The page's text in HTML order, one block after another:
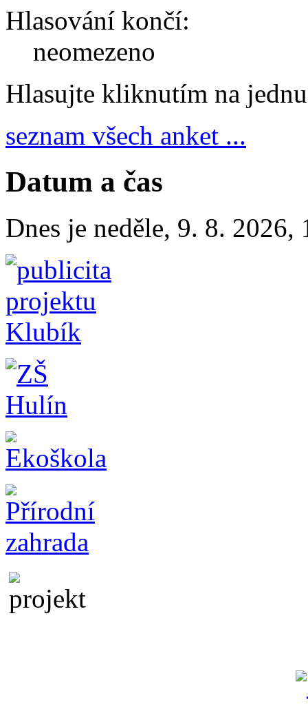
Hlasování končí:
neomezeno
Hlasujte kliknutím na
seznam všech anket ...
Datum a čas
Dnes je neděle, 9. 8. 2026,